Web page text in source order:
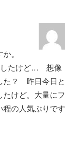
。
したけど… 想像
た？ 昨日今日と
たけど。大量にフ
程の人気ぶりです